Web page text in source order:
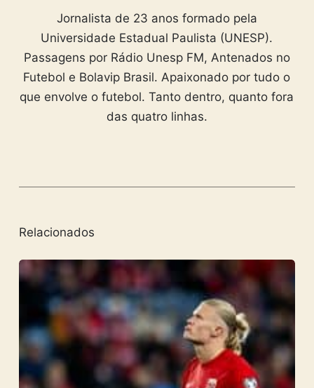
Jornalista de 23 anos formado pela
Universidade Estadual Paulista (UNESP).
Passagens por Rádio Unesp FM, Antenados no
Futebol e Bolavip Brasil. Apaixonado por tudo o
que envolve o futebol. Tanto dentro, quanto fora
das quatro linhas.
Relacionados